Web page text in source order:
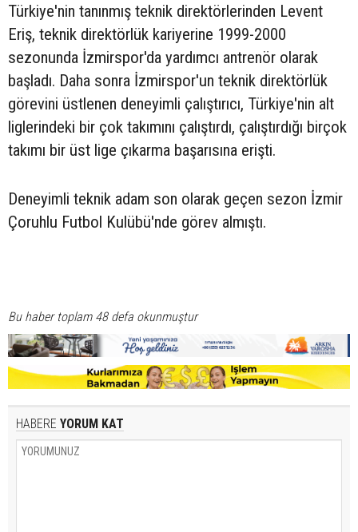
Türkiye'nin tanınmış teknik direktörlerinden Levent
Eriş, teknik direktörlük kariyerine 1999-2000
sezonunda İzmirspor'da yardımcı antrenör olarak
başladı. Daha sonra İzmirspor'un teknik direktörlük
görevini üstlenen deneyimli çalıştırıcı, Türkiye'nin alt
liglerindeki bir çok takımını çalıştırdı, çalıştırdığı birçok
takımı bir üst lige çıkarma başarısına erişti.
Deneyimli teknik adam son olarak geçen sezon İzmir
Çoruhlu Futbol Kulübü'nde görev almıştı.
Bu haber toplam 48 defa okunmuştur
HABERE YORUM KAT